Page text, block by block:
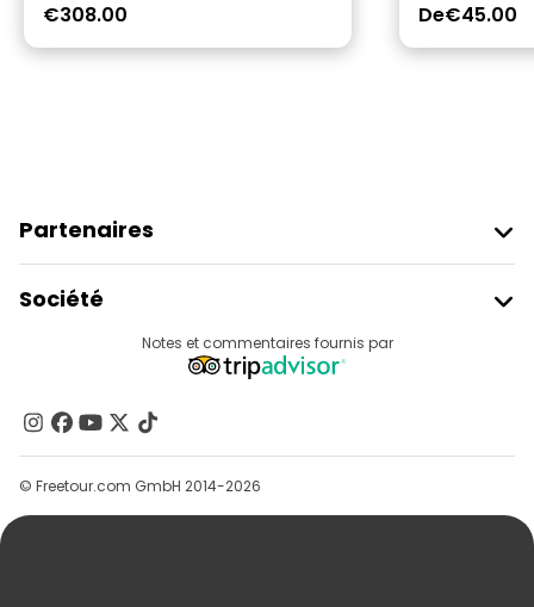
€308.00 De€45.00
Partenaires
Connexion Du Fournisseur
Programme D’affiliation
Société
Contactez-Nous
Groupes
Aide
Notes et commentaires fournis par
© Freetour.com GmbH 2014-2026